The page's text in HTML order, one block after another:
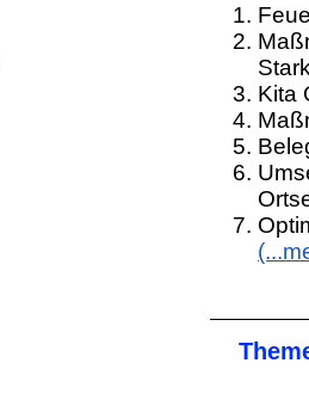
Kita